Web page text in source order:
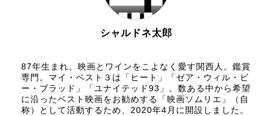
シャルドネ太郎
87年生まれ。映画とワインをこよなく愛す関西人。鑑賞
専門。マイ・ベスト３は「ヒート」「ゼア・ウィル・ビ
ー・ブラッド」「ユナイテッド93」。数ある中から希望
に沿ったベスト映画をお勧めする「映画ソムリエ」（自
称）として活動するため、2020年4月に開設しました。